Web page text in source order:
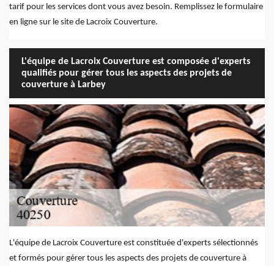
tarif pour les services dont vous avez besoin. Remplissez le formulaire
en ligne sur le site de Lacroix Couverture.
L'équipe de Lacroix Couverture est composée d'experts
qualifiés pour gérer tous les aspects des projets de
couverture à Larbey
L'équipe de Lacroix Couverture est constituée d'experts sélectionnés
et formés pour gérer tous les aspects des projets de couverture à